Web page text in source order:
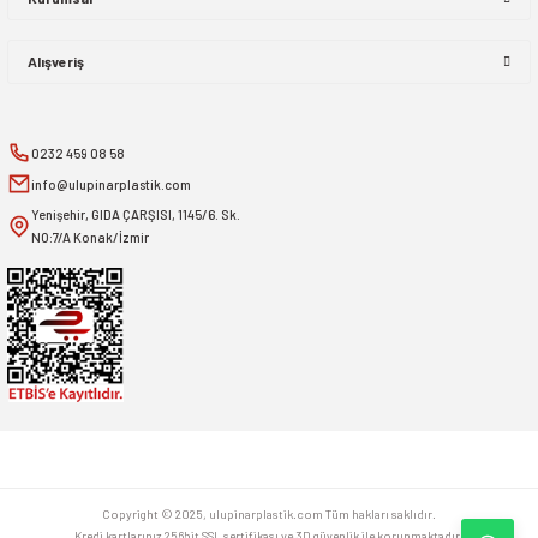
0232 459 08 58
info@ulupinarplastik.com
Yenişehir, GIDA ÇARŞISI, 1145/6. Sk.
NO:7/A Konak/İzmir
Alışveriş
Copyright © 2025, ulupinarplastik.com Tüm hakları saklıdır.